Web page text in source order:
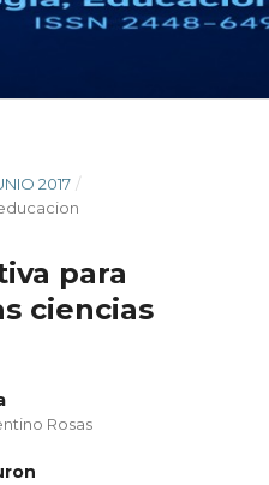
2017 /
para
ciencias
Rosas